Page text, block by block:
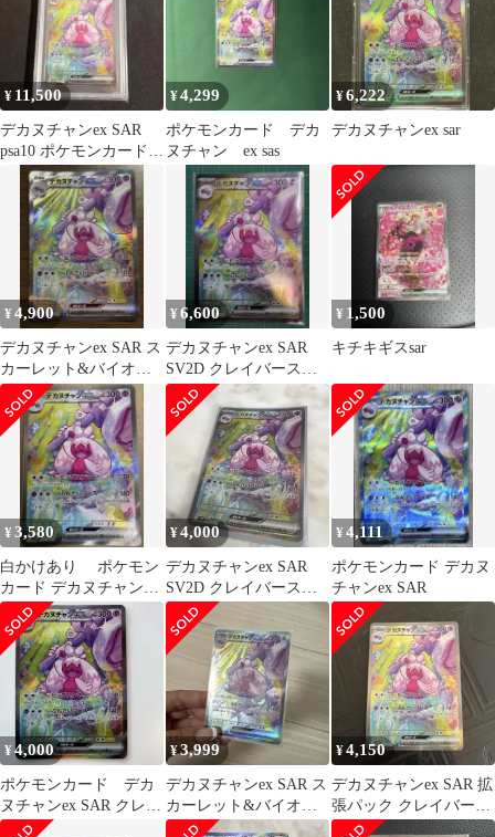
¥ 11,500
デカヌチャンex SAR
psa10 ポケモンカードク
レイバースト
¥4,299
ポケモンカード デカ
ヌチャン ex sas
¥6,222
デカヌチャンex sar
¥4,900
デカヌチャンex SAR ス
カーレット&バイオレ
ット 拡張パック クレイ
バース…
¥6,600
デカヌチャンex SAR
SV2D クレイバースト
093/071
¥ 1,500
キチキギスsar
¥3,580
白かけあり ポケモン
カード デカヌチャンex
SAR
¥4,000
デカヌチャンex SAR
SV2D クレイバースト
093/071
¥4,111
ポケモンカード デカヌ
チャンex SAR
¥4,000
ポケモンカード デカ
ヌチャンex SAR クレイ
バースト sv2D
¥3,999
デカヌチャンex SAR ス
カーレット&バイオレ
ット 拡張パック クレイ
¥4,150
デカヌチャンex SAR 拡
張パック クレイバース
ト